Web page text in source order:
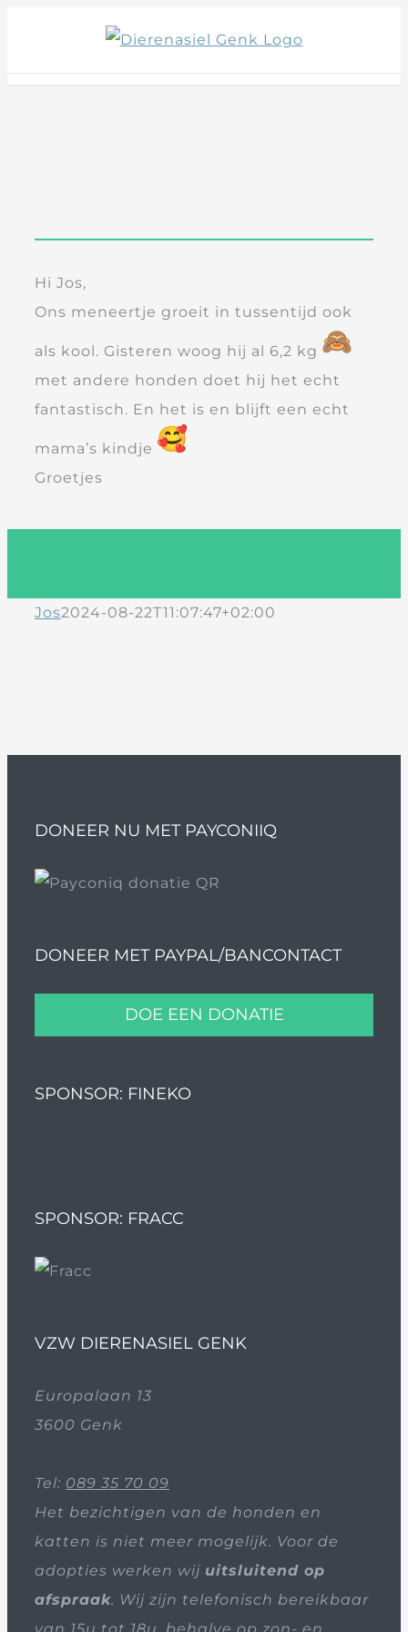
content
Hi Jos,
Ons meneertje groeit in tussentijd ook
als kool. Gisteren woog hij al 6,2 kg
met andere honden doet hij het echt
fantastisch. En het is en blijft een echt
mama’s kindje
Groetjes
Jos2024-08-22T11:07:47+02:00
DONEER NU MET PAYCONIIQ
DONEER MET PAYPAL/BANCONTACT
DOE EEN DONATIE
SPONSOR: FINEKO
SPONSOR: FRACC
VZW DIERENASIEL GENK
Europalaan 13
3600 Genk
Tel: 089 35 70 09
Het bezichtigen van de honden en
katten is niet meer mogelijk. Voor de
adopties werken wij uitsluitend op
afspraak. Wij zijn telefonisch bereikbaar